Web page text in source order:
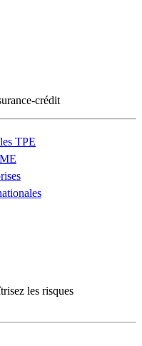
crédit
TPE
les risques